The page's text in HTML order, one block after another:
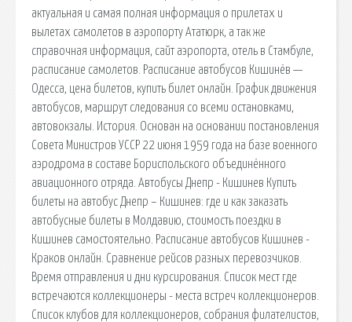
актуальная и самая полная информация о прилетах и
вылетах самолетов в аэропорту Ататюрк, а так же
справочная информация, сайт аэропорта, отель в Стамбуле,
расписание самолетов. Расписание автобусов Кишинёв —
Одесса, цена билетов, купить билет онлайн. График движения
автобусов, маршрут следования со всеми остановками,
автовокзалы. История. Основан на основании постановления
Совета Министров УССР 22 июня 1959 года на базе военного
аэродрома в составе Бориспольского объединённого
авиационного отряда. Автобусы Днепр - Кишинев Купить
билеты на автобус Днепр – Кишинев: где и как заказать
автобусные билеты в Молдавию, стоимость поездки в
Кишинев самостоятельно. Расписание автобусов Кишинев -
Краков онлайн. Сравнение рейсов разных перевозчиков.
Время отправления и дни курсирования. Список мест где
встречаются коллекционеры - места встреч коллекционеров.
Список клубов для коллекционеров, собрания филателистов,